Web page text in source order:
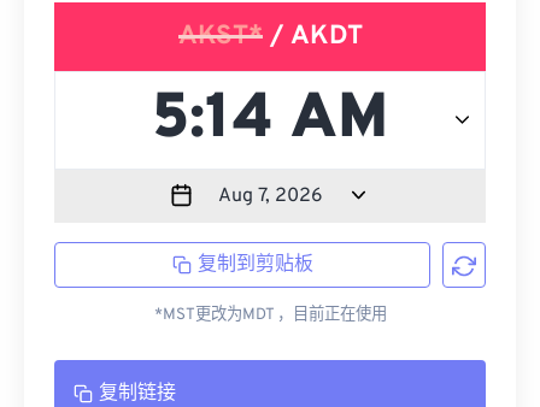
AKST*/ AKDT
复制到剪贴板
*MST更改为MDT ，目前正在使用
复制链接